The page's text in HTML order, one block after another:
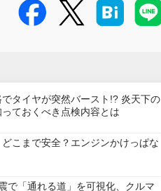
タイヤが突然バースト!? 炎天下の
っておくべき点検内容とは
こまで安全？エンジンかけっぱな
で「通れる道」を可視化、クルマ